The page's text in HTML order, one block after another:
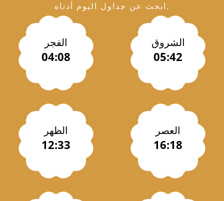
ابحث عن جداول اليوم أدناه.
الفجر
04:08
الشروق
05:42
الظهر
12:33
العصر
16:18